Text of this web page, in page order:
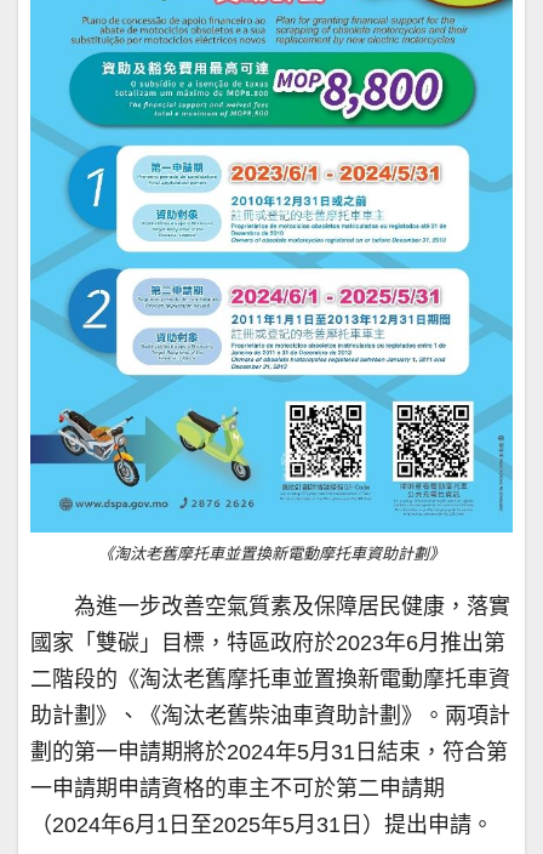
《淘汰老舊摩托車並置換新電動摩托車資助計劃》
為進一步改善空氣質素及保障居民健康，落實
國家「雙碳」目標，特區政府於2023年6月推出第
二階段的《淘汰老舊摩托車並置換新電動摩托車資
助計劃》、《淘汰老舊柴油車資助計劃》。兩項計
劃的第一申請期將於2024年5月31日結束，符合第
一申請期申請資格的車主不可於第二申請期
（2024年6月1日至2025年5月31日）提出申請。